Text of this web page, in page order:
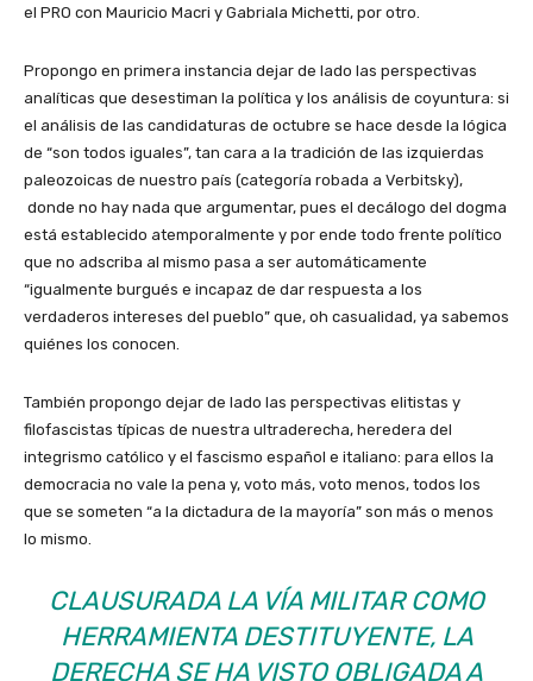
el PRO con Mauricio Macri y Gabriala Michetti, por otro.
Propongo en primera instancia dejar de lado las perspectivas
analíticas que desestiman la política y los análisis de coyuntura: si
el análisis de las candidaturas de octubre se hace desde la lógica
de “son todos iguales”, tan cara a la tradición de las izquierdas
paleozoicas de nuestro país (categoría robada a Verbitsky),
donde no hay nada que argumentar, pues el decálogo del dogma
está establecido atemporalmente y por ende todo frente político
que no adscriba al mismo pasa a ser automáticamente
“igualmente burgués e incapaz de dar respuesta a los
verdaderos intereses del pueblo” que, oh casualidad, ya sabemos
quiénes los conocen.
También propongo dejar de lado las perspectivas elitistas y
filofascistas típicas de nuestra ultraderecha, heredera del
integrismo católico y el fascismo español e italiano: para ellos la
democracia no vale la pena y, voto más, voto menos, todos los
que se someten “a la dictadura de la mayoría” son más o menos
lo mismo.
CLAUSURADA LA VÍA MILITAR COMO
HERRAMIENTA DESTITUYENTE, LA
DERECHA SE HA VISTO OBLIGADA A